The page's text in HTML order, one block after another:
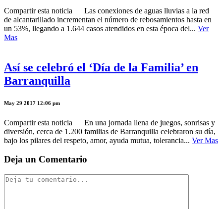
Compartir esta noticia Las conexiones de aguas lluvias a la red
de alcantarillado incrementan el número de rebosamientos hasta en
un 53%, llegando a 1.644 casos atendidos en esta época del... Ver
Mas
Así se celebró el ‘Día de la Familia’ en
Barranquilla
May 29 2017 12:06 pm
Compartir esta noticia En una jornada llena de juegos, sonrisas y
diversión, cerca de 1.200 familias de Barranquilla celebraron su día,
bajo los pilares del respeto, amor, ayuda mutua, tolerancia... Ver Mas
Deja un Comentario